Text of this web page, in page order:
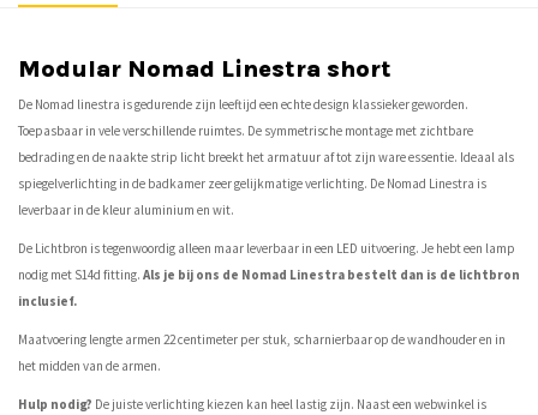
Modular Nomad Linestra short
De Nomad linestra is gedurende zijn leeftijd een echte design klassieker geworden.
Toepasbaar in vele verschillende ruimtes. De symmetrische montage met zichtbare
bedrading en de naakte strip licht breekt het armatuur af tot zijn ware essentie. Ideaal als
spiegelverlichting in de badkamer zeer gelijkmatige verlichting. De Nomad Linestra is
leverbaar in de kleur aluminium en wit.
De Lichtbron is tegenwoordig alleen maar leverbaar in een LED uitvoering. Je hebt een lamp
nodig met S14d fitting. Als je bij ons de Nomad Linestra bestelt dan is de lichtbron
inclusief.
Maatvoering lengte armen 22 centimeter per stuk, scharnierbaar op de wandhouder en in
het midden van de armen.
Hulp nodig? De juiste verlichting kiezen kan heel lastig zijn. Naast een webwinkel is